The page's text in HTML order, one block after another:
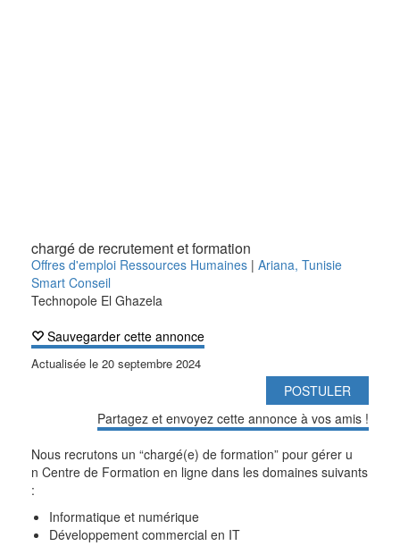
chargé de recrutement et formation
Offres d'emploi Ressources Humaines | Ariana, Tunisie
Smart Conseil
Technopole El Ghazela
Sauvegarder cette annonce
Actualisée le 20 septembre 2024
POSTULER
Partagez et envoyez cette annonce à vos amis !
Nous recrutons un “chargé(e) de formation” pour gérer u
n Centre de Formation en ligne dans les domaines suivants
:
Informatique et numérique
Développement commercial en IT